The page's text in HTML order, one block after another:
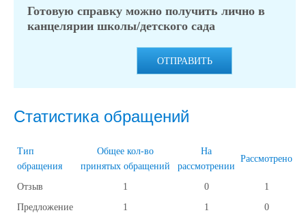
Готовую справку можно получить лично в
канцелярии школы/детского сада
ОТПРАВИТЬ
Статистика обращений
Тип
обращения
Общее кол-во
принятых обращений
На
рассмотрении
Рассмотрено
Отзыв 1 0
1
Предложение
1 1
0